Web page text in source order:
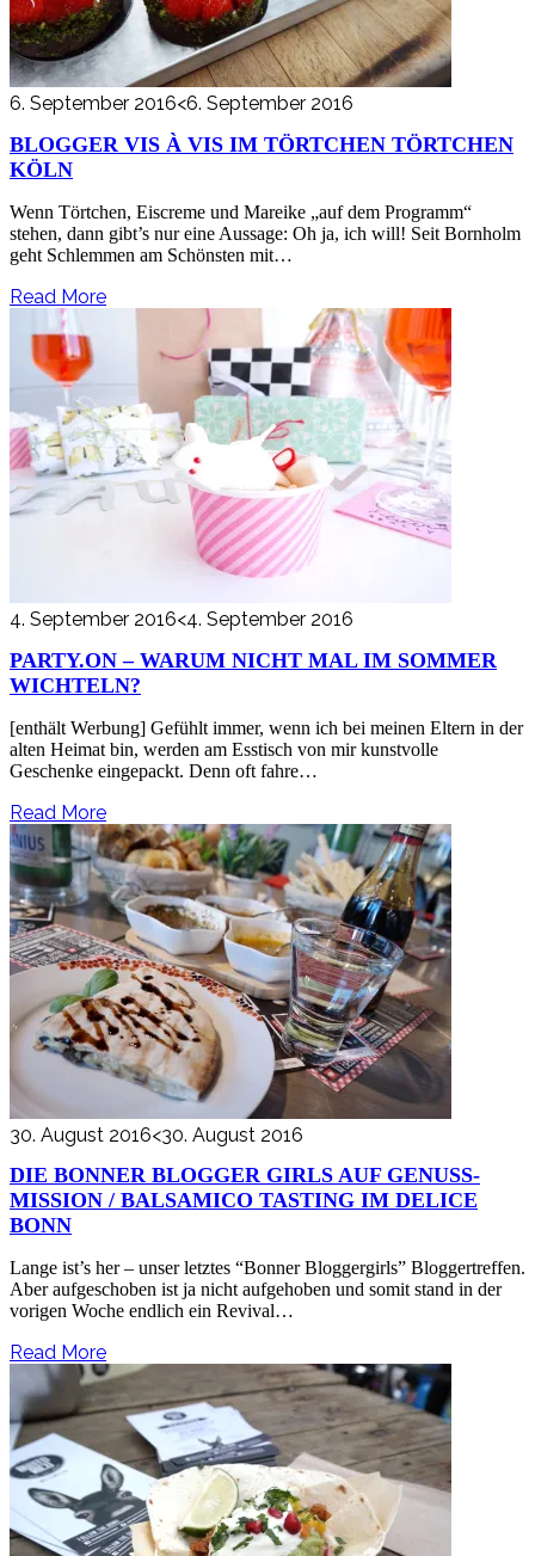
6. September 2016<6. September 2016
BLOGGER VIS À VIS IM TÖRTCHEN TÖRTCHEN
KÖLN
Wenn Törtchen, Eiscreme und Mareike „auf dem Programm“
stehen, dann gibt’s nur eine Aussage: Oh ja, ich will! Seit Bornholm
geht Schlemmen am Schönsten mit…
Read More
4. September 2016<4. September 2016
PARTY.ON – WARUM NICHT MAL IM SOMMER
WICHTELN?
[enthält Werbung] Gefühlt immer, wenn ich bei meinen Eltern in der
alten Heimat bin, werden am Esstisch von mir kunstvolle
Geschenke eingepackt. Denn oft fahre…
Read More
30. August 2016<30. August 2016
DIE BONNER BLOGGER GIRLS AUF GENUSS-
MISSION / BALSAMICO TASTING IM DELICE
BONN
Lange ist’s her – unser letztes “Bonner Bloggergirls” Bloggertreffen.
Aber aufgeschoben ist ja nicht aufgehoben und somit stand in der
vorigen Woche endlich ein Revival…
Read More